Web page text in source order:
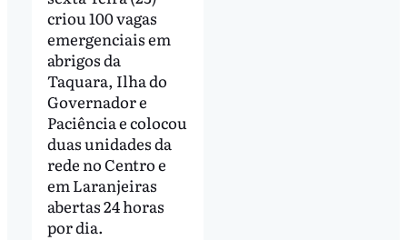
criou 100 vagas
emergenciais em
abrigos da
Taquara, Ilha do
Governador e
Paciência e colocou
duas unidades da
rede no Centro e
em Laranjeiras
abertas 24 horas
por dia.